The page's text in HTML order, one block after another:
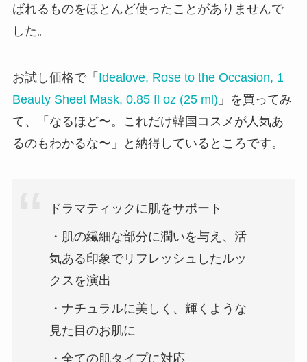
ばれるものをほとんど使ったことがありませんで
した。
お試し価格で「 Idealove, Rose to the Occasion, 1
Beauty Sheet Mask, 0.85 fl oz (25 ml) 」を買ってみ
て、「なるほど〜。これだけ韓国コスメが人気あ
るのもわかるな〜」と納得しているところです。
ドラマティックに肌をサポート
・肌の繊細な部分に潤いを与え、活
気ある印象でリフレッシュしたルッ
クスを演出
・ナチュラルに美しく、輝くような
見た目のお肌に
・全ての肌タイプに対応